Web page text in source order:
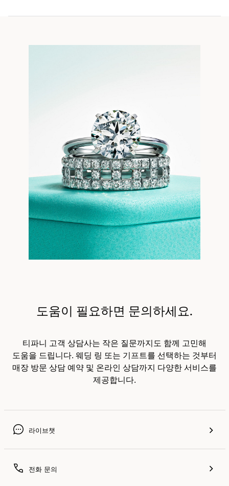
도움이 필요하면 문의하세요.
티파니 고객 상담사는 작은 질문까지도 함께 고민해
도움을 드립니다. 웨딩 링 또는 기프트를 선택하는 것부터
매장 방문 상담 예약 및 온라인 상담까지 다양한 서비스를
제공합니다.
라이브챗
전화 문의